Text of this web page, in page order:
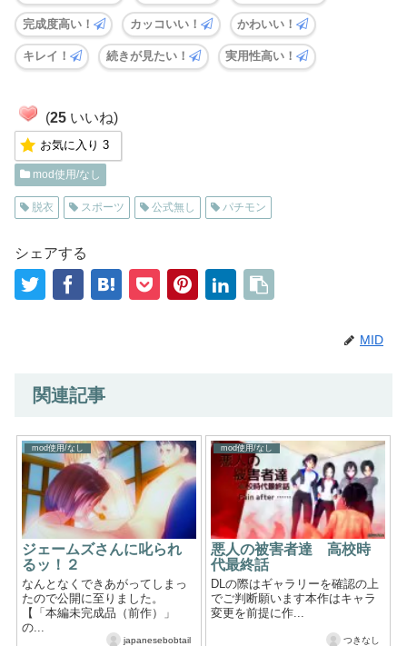
完成度高い！ カッコいい！ かわいい！
キレイ！ 続きが見たい！ 実用性高い！
(25 いいね)
お気に入り 3
mod使用/なし
脱衣 スポーツ 公式無し パチモン
シェアする
MID
関連記事
mod使用/なし
ジェームズさんに叱られ
るッ！２
なんとなくできあがってしまっ
たので公開に至りました。
【「本編未完成品（前作）」
の...
japanesebobtail
mod使用/なし
悪人の被害者達 高校時
代最終話
DLの際はギャラリーを確認の上
でご判断願います本作はキャラ
変更を前提に作...
つきなし